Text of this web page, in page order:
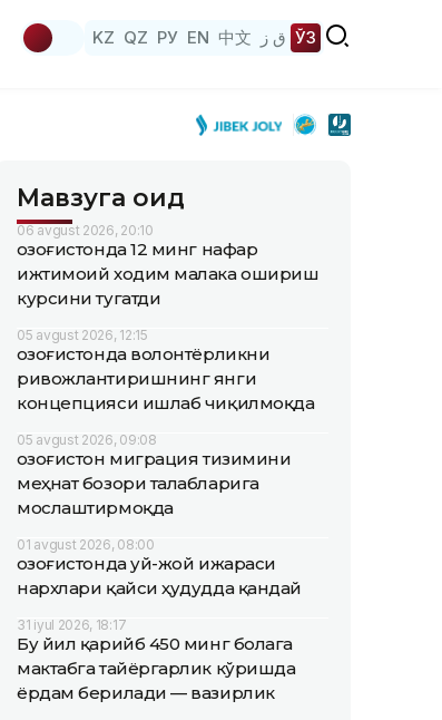
KZ QZ РУ EN 中文 ق ز ЎЗ
Мавзуга оид
06 avgust 2026, 20:10
Қозоғистонда 12 минг нафар
ижтимоий ходим малака ошириш
курсини тугатди
05 avgust 2026, 12:15
Қозоғистонда волонтёрликни
ривожлантиришнинг янги
концепцияси ишлаб чиқилмоқда
05 avgust 2026, 09:08
Қозоғистон миграция тизимини
меҳнат бозори талабларига
мослаштирмоқда
01 avgust 2026, 08:00
Қозоғистонда уй-жой ижараси
нархлари қайси ҳудудда қандай
31 iyul 2026, 18:17
Бу йил қарийб 450 минг болага
мактабга тайёргарлик кўришда
ёрдам берилади — вазирлик